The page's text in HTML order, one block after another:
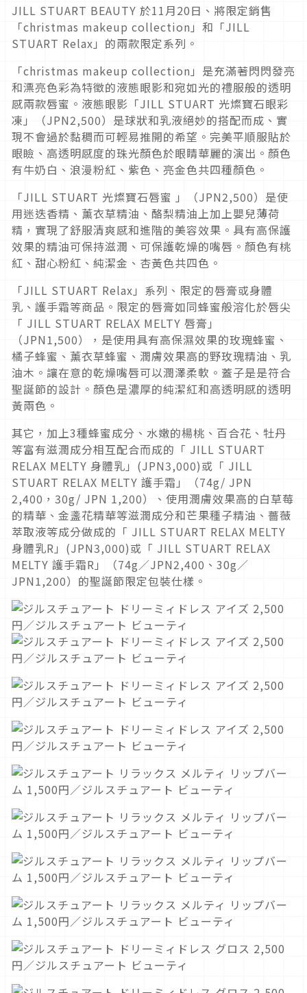
JILL STUART BEAUTY 於11月20日、將限定銷售
「christmas makeup collection」和「JILL
STUART Relax」的兩款限定系列。
「christmas makeup collection」是充滿著閃閃發亮
和漂亮色彩為特徵的液態眼影和宛如光的禮服般的透明
感兩款唇蜜。液態眼影「JILL STUART 光燦寶石眼彩
凍」（JPN2,500）是球狀和乳液絕妙的搭配而成、實
現不會過於黏稠而可輕易推開的希望。完美平順服貼於
眼瞼、高透明感度的珠光顏色於眼睛華麗的演出。顏色
有牛奶白、浪漫粉紅、紫色、亮金色共四種顏色。
「JILL STUART 光燦寶石唇蜜 」（JPN2,500）是使
用迷迭香精、薰衣草精油、酪梨精油上加上嬰兒薄荷
精，實現了舒服清爽感和進階的美容效果。具有高保護
效果的精油可保持滋潤、可保護乾燥的嘴唇。顏色有桃
紅、甜心粉紅、純潔金、杏黃色共四色。
「JILL STUART Relax」系列、限定的唇膏或身體
乳、護手霜等商品。限定的唇膏如同蜂蜜般溶化於唇尖
「 JILL STUART RELAX MELTY 唇膏」
（JPN1,500），是使用具有高保濕效果的玫瑰蜂蜜、
橘子蜂蜜、薰衣草蜂蜜、潤膚效果高的野玫瑰精油、乳
油木。讓在意的乾燥嘴唇可以潤澤柔軟。蓋子是是符合
聖誕節的設計。顏色是濃厚的純潔紅和高透明感的透明
黃兩色。
其它，加上3種蜂蜜成分、水嫩的楊桃、百合花、牡丹
等富有滋潤成分相互配合而成的「 JILL STUART
RELAX MELTY 身體乳」(JPN3,000)或「 JILL
STUART RELAX MELTY 護手霜」（74g/ JPN
2,400，30g/ JPN 1,200）、使用潤膚效果高的白草莓
的精華、金盞花精華等滋潤成分和芒果種子精油、薔薇
萃取液等成分做成的「 JILL STUART RELAX MELTY
身體乳R」(JPN3,000)或「 JILL STUART RELAX
MELTY 護手霜R」（74g／JPN2,400、30g／
JPN1,200）的聖誕節限定包裝仕樣。